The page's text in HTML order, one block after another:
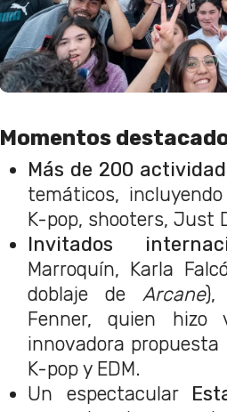
Momentos
Más de 200
temáticos,
K-pop, shooters, Just
Invitados
Marroquín, Karla
doblaje de Arcane),
Fenner, quien
innovadora propuesta
K-pop y EDM.
Un espectacular